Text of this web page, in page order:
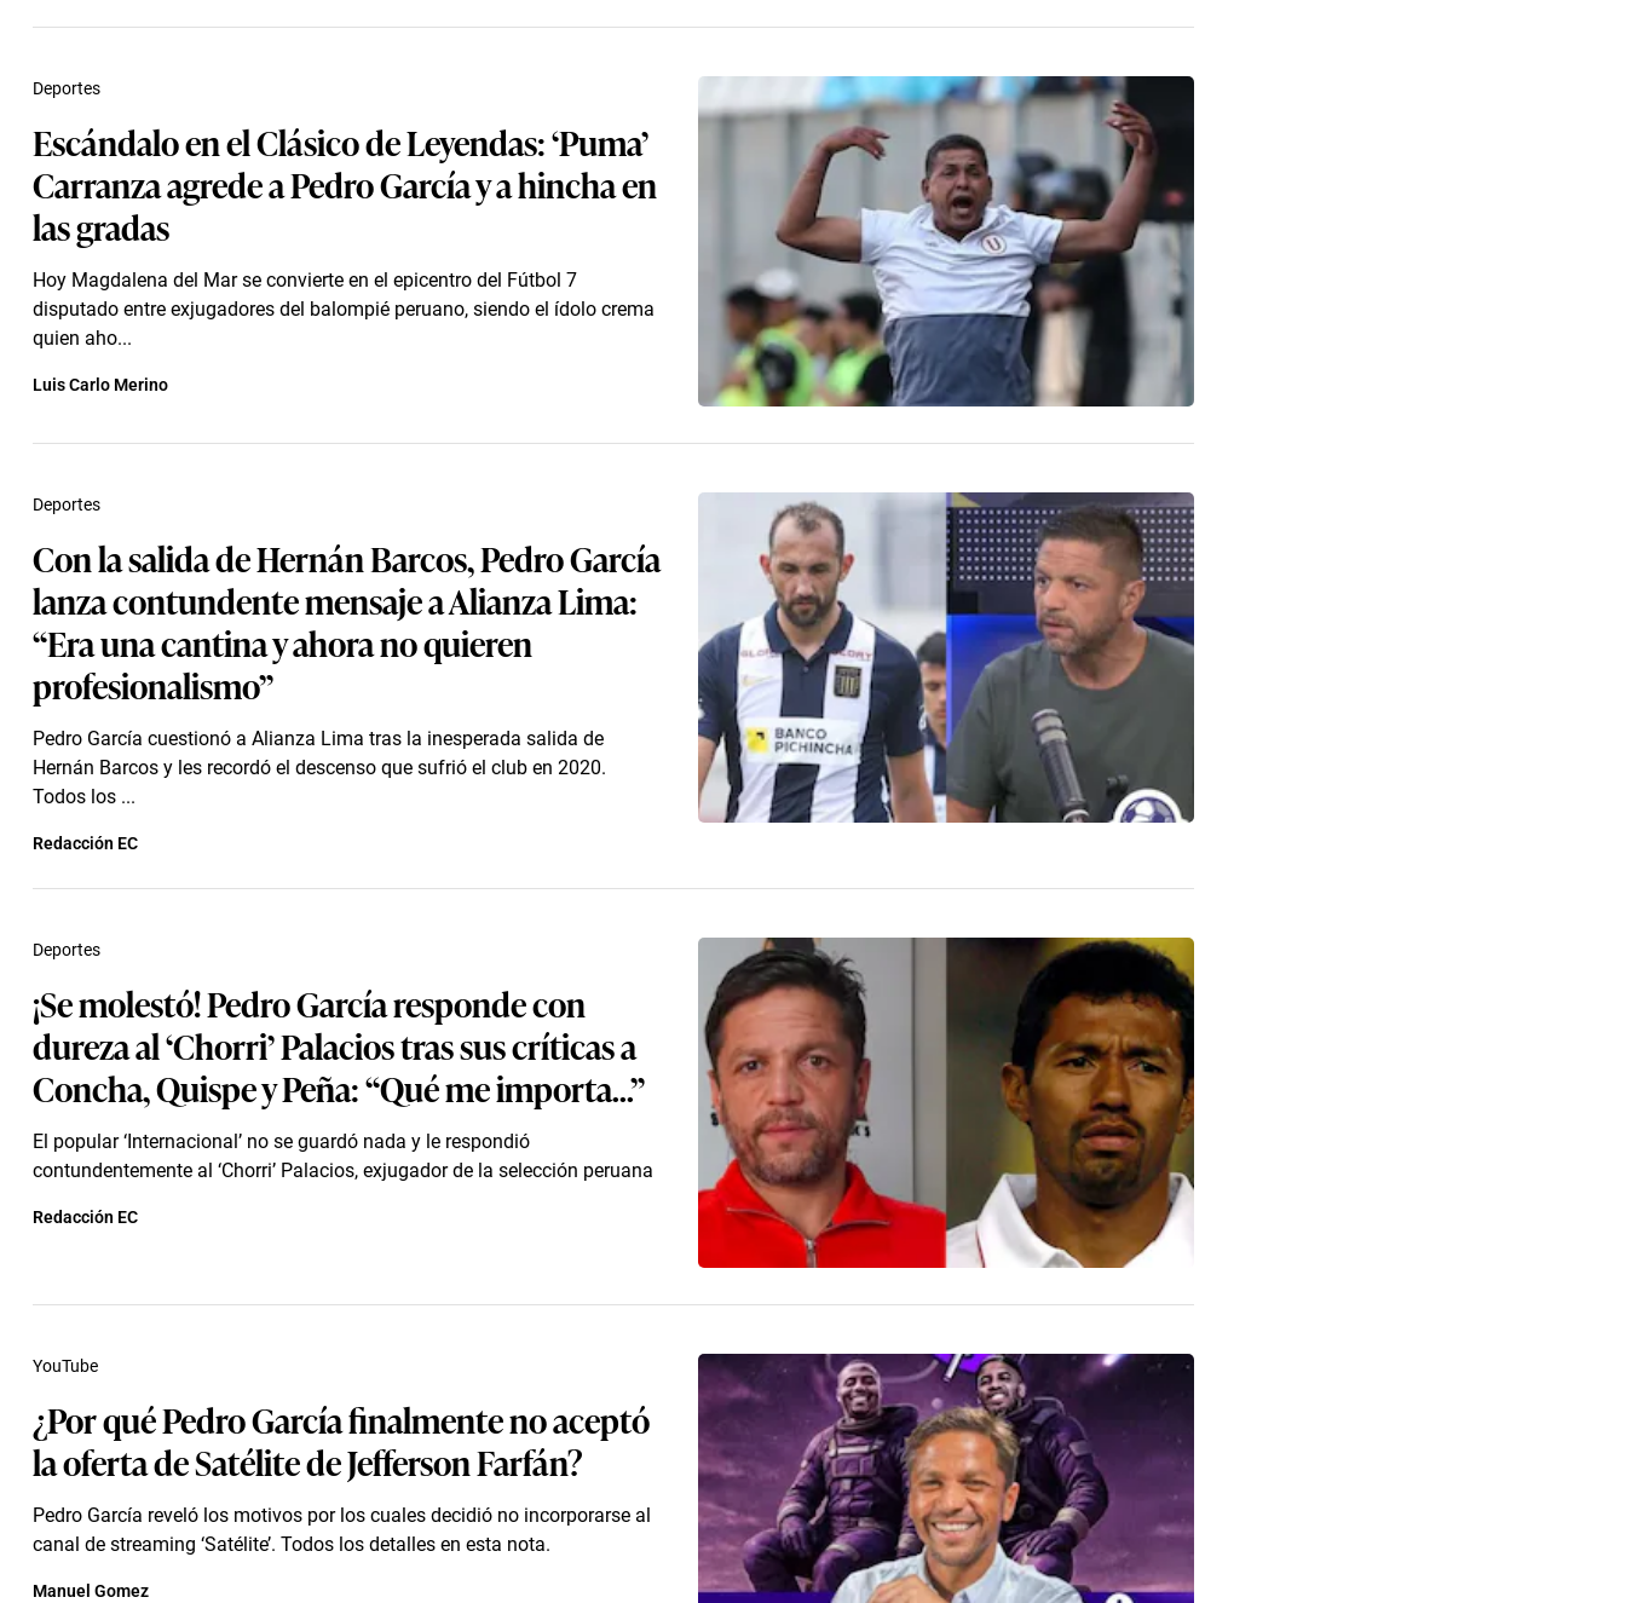
Escándalo en el Clásico de Leyendas: ‘Puma’
Carranza agrede a Pedro García y a hincha en
las gradas
Hoy Magdalena del Mar se convierte en el epicentro del Fútbol 7
disputado entre exjugadores del balompié peruano, siendo el ídolo crema
quien aho...
Deportes
Luis Carlo Merino
Con la salida de Hernán Barcos, Pedro García
lanza contundente mensaje a Alianza Lima:
“Era una cantina y ahora no quieren
profesionalismo”
Pedro García cuestionó a Alianza Lima tras la inesperada salida de
Hernán Barcos y les recordó el descenso que sufrió el club en 2020.
Todos los ...
Deportes
Redacción EC
¡Se molestó! Pedro García responde con
dureza al ‘Chorri’ Palacios tras sus críticas a
Concha, Quispe y Peña: “Qué me importa...”
El popular ‘Internacional’ no se guardó nada y le respondió
contundentemente al ‘Chorri’ Palacios, exjugador de la selección peruana
Deportes
Redacción EC
¿Por qué Pedro García finalmente no aceptó
la oferta de Satélite de Jefferson Farfán?
Pedro García reveló los motivos por los cuales decidió no incorporarse al
canal de streaming ‘Satélite’. Todos los detalles en esta nota.
YouTube
Manuel Gomez